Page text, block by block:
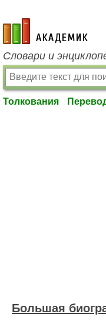
academic.ru
Словари и
Толкования
Большая